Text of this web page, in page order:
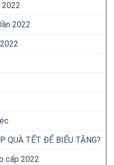
2022
2022
QUÀ TẾT ĐỂ BIẾU TẶNG?
cấp 2022